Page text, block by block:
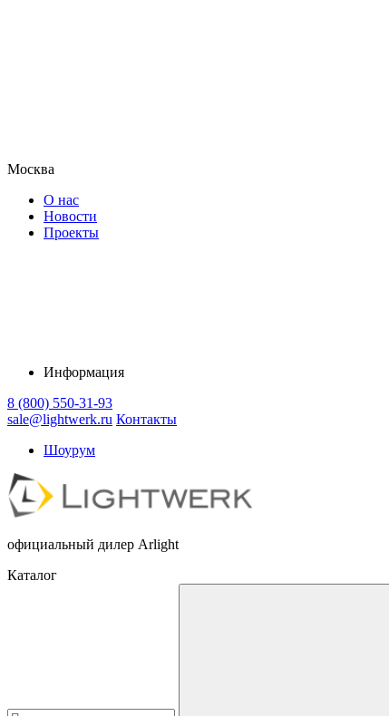
Москва
О нас
Новости
Проекты
Информация
8 (800) 550-31-93
sale@lightwerk.ru Контакты
Шоурум
официальный дилер Arlight
Каталог